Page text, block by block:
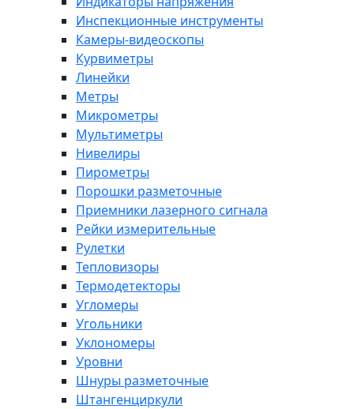
Инспекционные инструменты
Камеры-видеоскопы
Курвиметры
Линейки
Метры
Микрометры
Мультиметры
Нивелиры
Пирометры
Порошки разметочные
Приемники лазерного сигнала
Рейки измерительные
Рулетки
Тепловизоры
Термодетекторы
Угломеры
Угольники
Уклономеры
Уровни
Шнуры разметочные
Штангенциркули